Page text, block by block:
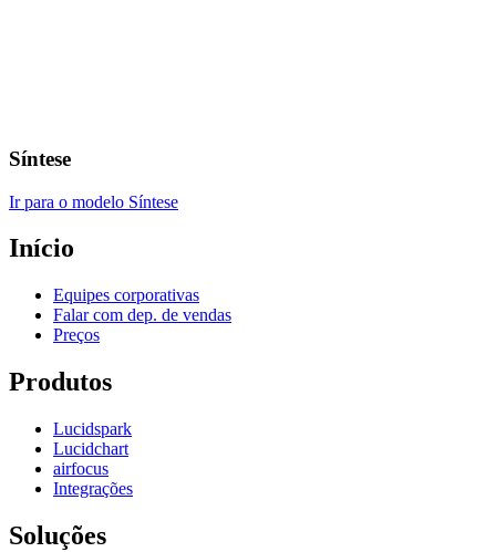
Síntese
Ir para o modelo Síntese
Início
Equipes corporativas
Falar com dep. de vendas
Preços
Produtos
Lucidspark
Lucidchart
airfocus
Integrações
Soluções